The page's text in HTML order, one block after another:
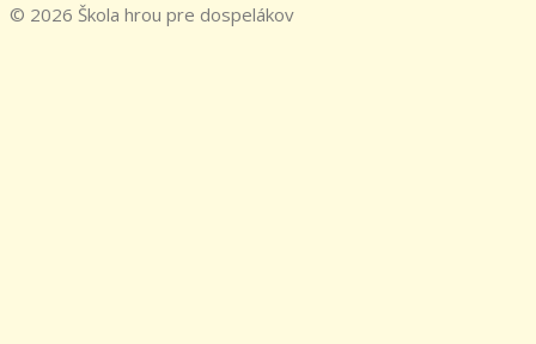
© 2026 Škola hrou pre dospelákov